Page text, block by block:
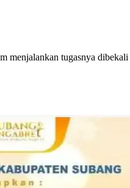
menjalankan tugasnya